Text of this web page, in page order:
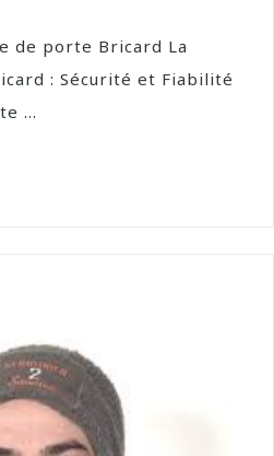
de porte Bricard La
: Sécurité et Fiabilité
...